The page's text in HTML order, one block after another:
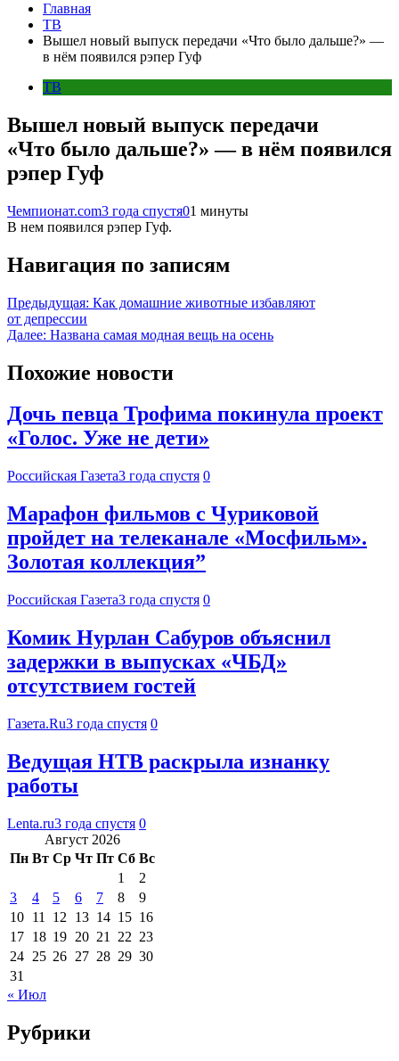
Главная
ТВ
Вышел новый выпуск передачи «Что было дальше?» —
в нём появился рэпер Гуф
ТВ
Вышел новый выпуск передачи
«Что было дальше?» — в нём появился
рэпер Гуф
Чемпионат.com3 года спустя01 минуты
В нем появился рэпер Гуф.
Навигация по записям
Предыдущая: Как домашние животные избавляют
от депрессии
Далее: Названа самая модная вещь на осень
Похожие новости
Дочь певца Трофима покинула проект
«Голос. Уже не дети»
Российская Газета3 года спустя 0
Марафон фильмов с Чуриковой
пройдет на телеканале «Мосфильм».
Золотая коллекция”
Российская Газета3 года спустя 0
Комик Нурлан Сабуров объяснил
задержки в выпусках «ЧБД»
отсутствием гостей
Газета.Ru3 года спустя 0
Ведущая НТВ раскрыла изнанку
работы
Lenta.ru3 года спустя 0
Август 2026
Пн Вт Ср Чт Пт Сб Вс
1
2
3
4 5 6 7 8
9
10 11 12 13 14 15 16
17 18 19 20 21 22 23
24 25 26 27 28 29 30
31
« Июл
Рубрики